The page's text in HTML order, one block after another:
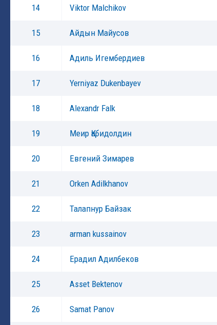
14 Viktor Malchikov
15 Айдын Майусов
16 Адиль Игембердиев
17 Yerniyaz Dukenbayev
18 Alexandr Falk
19 Меир Қабидолдин
20 Евгений Зимарев
21 Orken Adilkhanov
22 Талапнур Байзак
23 arman kussainov
24 Ерадил Адилбеков
25 Asset Bektenov
26 Samat Panov